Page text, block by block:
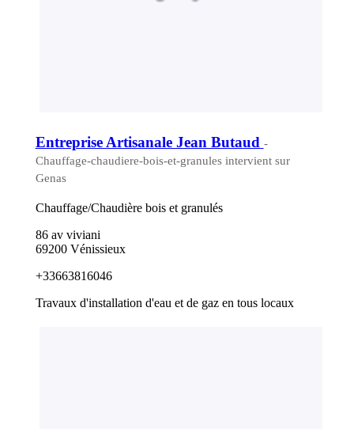
Entreprise Artisanale Jean Butaud -
Chauffage-chaudiere-bois-et-granules intervient sur
Genas
Chauffage/Chaudière bois et granulés
86 av viviani
69200 Vénissieux
+33663816046
Travaux d'installation d'eau et de gaz en tous locaux